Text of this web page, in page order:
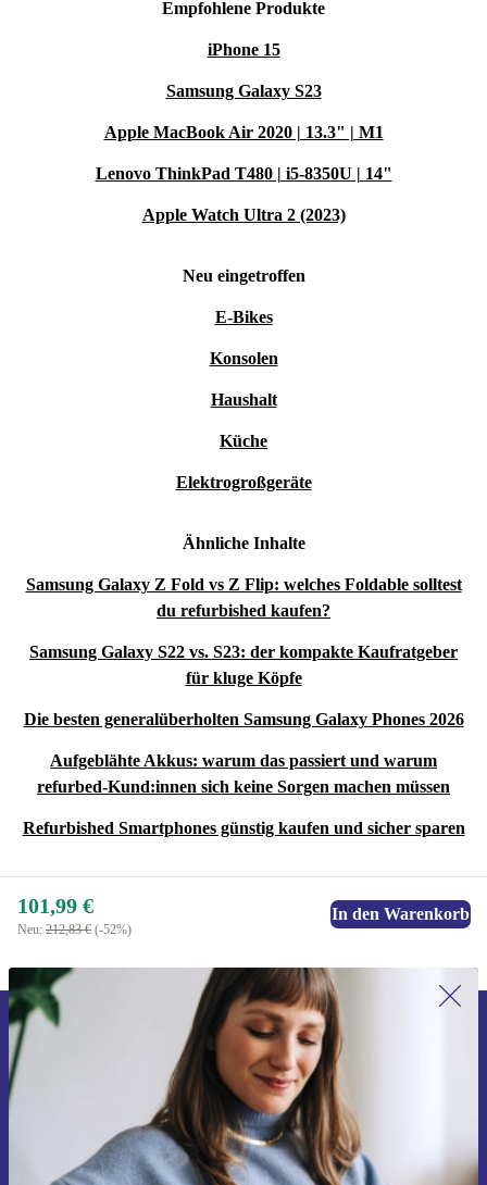
Empfohlene Produkte
iPhone 15
Samsung Galaxy S23
Apple MacBook Air 2020 | 13.3" | M1
Lenovo ThinkPad T480 | i5-8350U | 14"
Apple Watch Ultra 2 (2023)
Neu eingetroffen
E-Bikes
Konsolen
Haushalt
Küche
Elektrogroßgeräte
Ähnliche Inhalte
Samsung Galaxy Z Fold vs Z Flip: welches Foldable solltest
du refurbished kaufen?
Samsung Galaxy S22 vs. S23: der kompakte Kaufratgeber
für kluge Köpfe
Die besten generalüberholten Samsung Galaxy Phones 2026
Aufgeblähte Akkus: warum das passiert und warum
refurbed-Kund:innen sich keine Sorgen machen müssen
Refurbished Smartphones günstig kaufen und sicher sparen
101,99 €
Neu: 212,83 € (-52%)
In den Warenkorb
Erstmals zum Newsletter anmelden,
15 € sparen!
Verpasse kein Angebot mehr.